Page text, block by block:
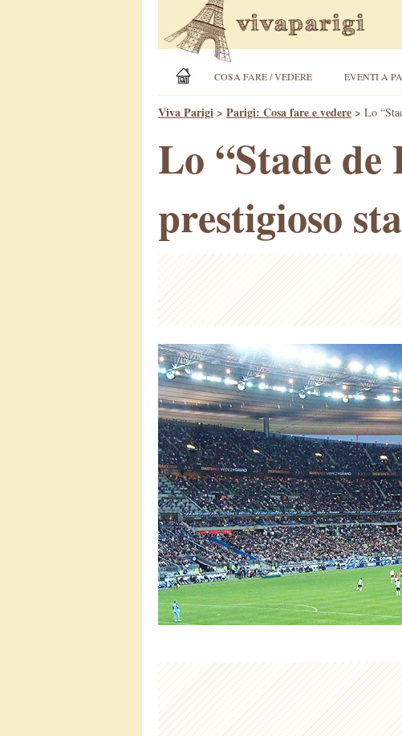
COSA FARE / VEDERE EVENTI A
Viva Parigi > Parigi: Cosa fare e vedere > Lo
Lo “Stade
prestigioso